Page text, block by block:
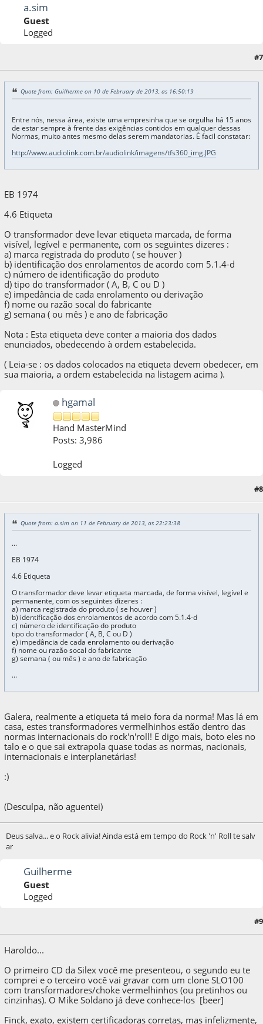
a.sim
Guest
Logged
: 12 de February de 2013, as 12:52:43
#7
Quote from: Guilherme on 10 de February de 2013, as 16:50:19
Entre nós, nessa área, existe uma empresinha que se orgulha há 15 anos
de estar sempre à frente das exigências contidos em qualquer dessas
Normas, muito antes mesmo delas serem mandatorias. É facil constatar:
http://www.audiolink.com.br/audiolink/imagens/tfs360_img.JPG
EB 1974
4.6 Etiqueta
O transformador deve levar etiqueta marcada, de forma
visível, legível e permanente, com os seguintes dizeres :
a) marca registrada do produto ( se houver )
b) identificação dos enrolamentos de acordo com 5.1.4-d
c) número de identificação do produto
d) tipo do transformador ( A, B, C ou D )
e) impedância de cada enrolamento ou derivação
f) nome ou razão socal do fabricante
g) semana ( ou mês ) e ano de fabricação
Nota : Esta etiqueta deve conter a maioria dos dados
enunciados, obedecendo à ordem estabelecida.
( Leia-se : os dados colocados na etiqueta devem obedecer, em
sua maioria, a ordem estabelecida na listagem acima ).
hgamal
Hand MasterMind
Posts: 3,986
Logged
#8
Quote from: a.sim on 11 de February de 2013, as 22:23:38
...
EB 1974
4.6 Etiqueta
O transformador deve levar etiqueta marcada, de forma visível, legível e
permanente, com os seguintes dizeres :
a) marca registrada do produto ( se houver )
b) identificação dos enrolamentos de acordo com 5.1.4-d
c) número de identificação do produto
tipo do transformador ( A, B, C ou D )
e) impedância de cada enrolamento ou derivação
f) nome ou razão socal do fabricante
g) semana ( ou mês ) e ano de fabricação
...
Galera, realmente a etiqueta tá meio fora da norma! Mas lá em
casa, estes transformadores vermelhinhos estão dentro das
normas internacionais do rock'n'roll! E digo mais, boto eles no
talo e o que sai extrapola quase todas as normas, nacionais,
internacionais e interplanetárias!
:)
(Desculpa, não aguentei)
Deus salva... e o Rock alivia! Ainda está em tempo do Rock 'n' Roll te salv
ar
Guilherme
Guest
Logged
#9
Haroldo...
O primeiro CD da Silex você me presenteou, o segundo eu te
comprei e o terceiro você vai gravar com um clone SLO100
com transformadores/choke vermelhinhos (ou pretinhos ou
cinzinhas). O Mike Soldano já deve conhece-los [beer]
Finck, exato, existem certificadoras corretas, mas infelizmente,